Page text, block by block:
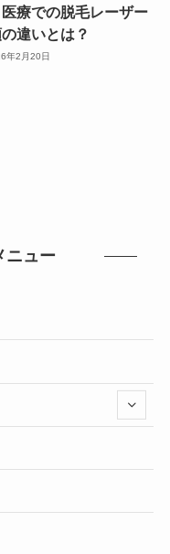
療での脱毛レーザー
違いとは？
年2月20日
ニュー